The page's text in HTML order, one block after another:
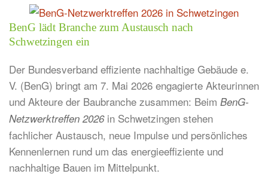
BenG lädt Branche zum Austausch nach
Schwetzingen ein
Der Bundesverband effiziente nachhaltige Gebäude e.
V. (BenG) bringt am 7. Mai 2026 engagierte Akteurinnen
und Akteure der Baubranche zusammen: Beim BenG-
Netzwerktreffen 2026in Schwetzingen stehen
fachlicher Austausch, neue Impulse und persönliches
Kennenlernen rund um das energieeffiziente und
nachhaltige Bauen im Mittelpunkt.